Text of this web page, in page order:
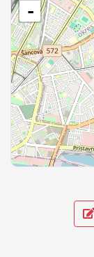
-